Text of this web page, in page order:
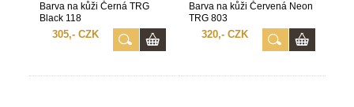
Barva na kůži Černá TRG
Black 118
305,- CZK
Barva na kůži Červená Neon
TRG 803
320,- CZK